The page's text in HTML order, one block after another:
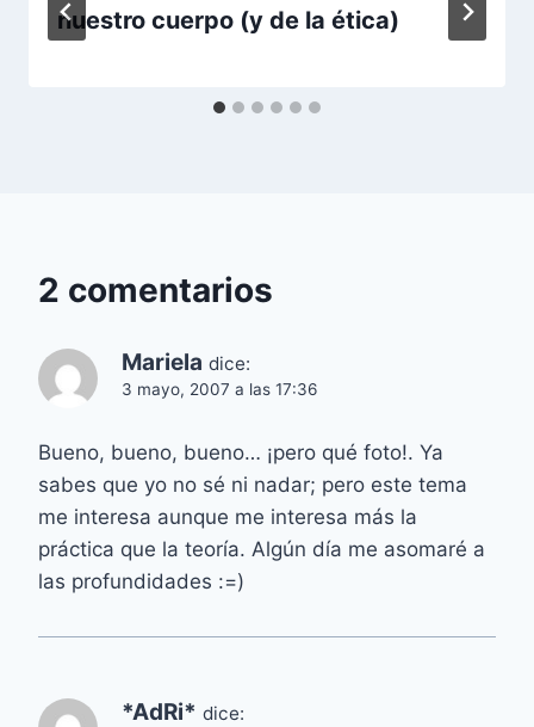
nuestro cuerpo (y de la ética)
2 comentarios
Mariela dice:
3 mayo, 2007 a las 17:36
Bueno, bueno, bueno… ¡pero qué foto!. Ya
sabes que yo no sé ni nadar; pero este tema
me interesa aunque me interesa más la
práctica que la teoría. Algún día me asomaré a
las profundidades :=)
*AdRi* dice: